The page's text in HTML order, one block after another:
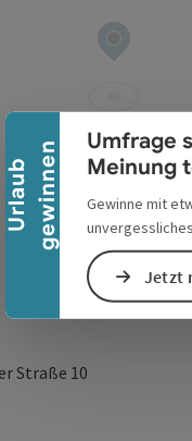
U
r
l
a
u
b
g
e
w
i
n
n
en
Banner einklappen
Umfrage
Meinung
Gewinne mit
Jetzt
Straße 10